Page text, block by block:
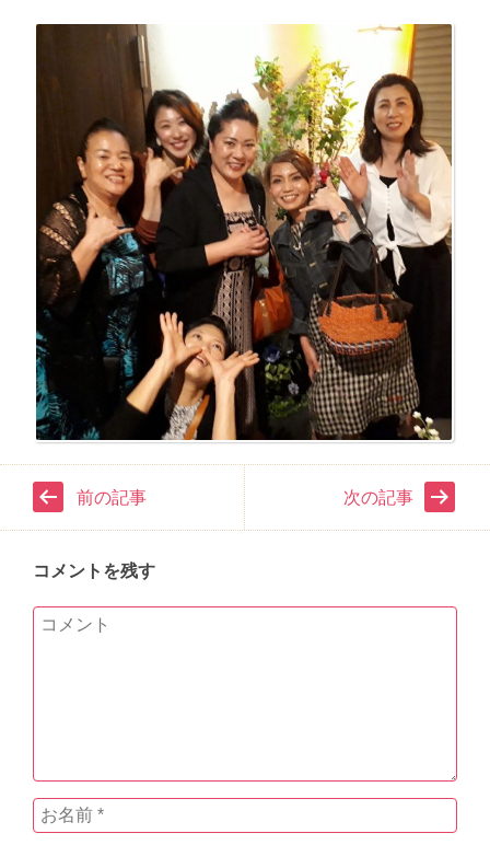
前の記事 次の記事
コメントを残す